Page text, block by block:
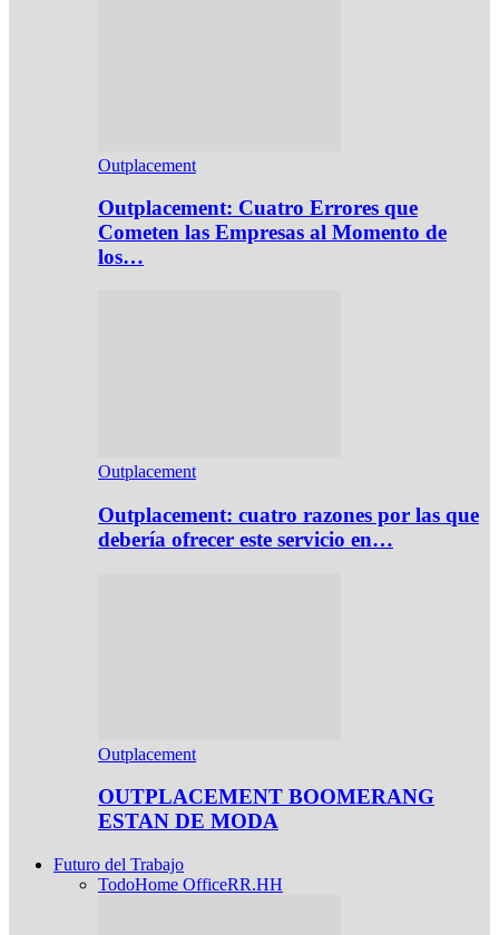
Outplacement
Outplacement: Cuatro Errores que
Cometen las Empresas al Momento de
los…
Outplacement
Outplacement: cuatro razones por las que
debería ofrecer este servicio en…
Outplacement
OUTPLACEMENT BOOMERANG
ESTAN DE MODA
Futuro del Trabajo
TodoHome OfficeRR.HH